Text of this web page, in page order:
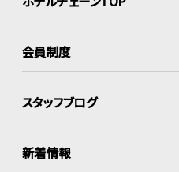
会員制度
スタッフブログ
新着情報